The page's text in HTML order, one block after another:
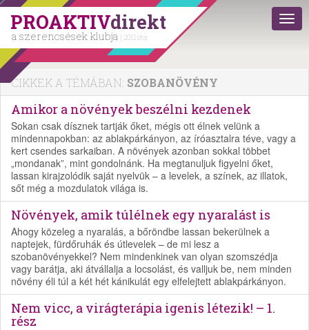
PROAKTIVdirekt
a szerencsések klubja | 2011 óta
CIKKEK A TÉMÁBAN: SZOBANÖVÉNY
Amikor a növények beszélni kezdenek
Sokan csak dísznek tartják őket, mégis ott élnek velünk a
mindennapokban: az ablakpárkányon, az íróasztalra téve, vagy a
kert csendes sarkaiban. A növények azonban sokkal többet
„mondanak”, mint gondolnánk. Ha megtanuljuk figyelni őket,
lassan kirajzolódik saját nyelvük – a levelek, a színek, az illatok,
sőt még a mozdulatok világa is.
Növények, amik túlélnek egy nyaralást is
Ahogy közeleg a nyaralás, a bőröndbe lassan bekerülnek a
naptejek, fürdőruhák és útlevelek – de mi lesz a
szobanövényekkel? Nem mindenkinek van olyan szomszédja
vagy barátja, aki átvállalja a locsolást, és valljuk be, nem minden
növény éli túl a két hét kánikulát egy elfelejtett ablakpárkányon.
Nem vicc, a virágterápia igenis létezik! – 1.
rész